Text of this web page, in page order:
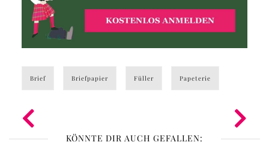
Brief Briefpapier Füller Papeterie
KÖNNTE DIR AUCH GEFALLEN: